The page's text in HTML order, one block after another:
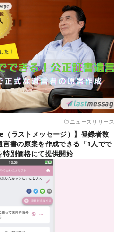
ニュースリリース
ラストメッセージ）】登録者数
言書の原案を作成できる「1人でで
特別価格にて提供開始